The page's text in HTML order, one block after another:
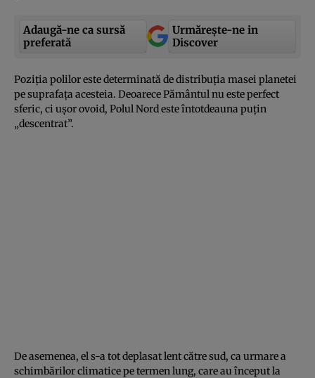
Adaugă-ne ca sursă
preferată
Urmărește-ne in
Discover
Poziţia polilor este determinată de distribuţia masei planetei
pe suprafaţa acesteia. Deoarece Pământul nu este perfect
sferic, ci uşor ovoid, Polul Nord este întotdeauna puţin
„descentrat”.
De asemenea, el s-a tot deplasat lent către sud, ca urmare a
schimbărilor climatice pe termen lung, care au început la